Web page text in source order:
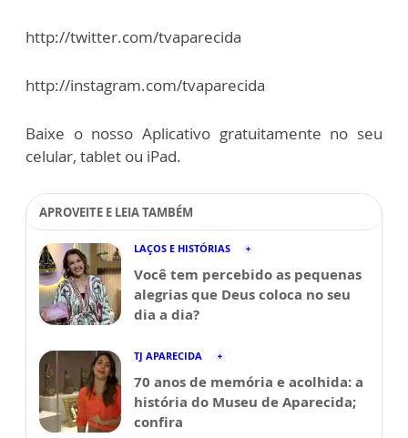
http://twitter.com/tvaparecida
http://instagram.com/tvaparecida
Baixe o nosso Aplicativo gratuitamente no seu
celular, tablet ou iPad.
APROVEITE E LEIA TAMBÉM
LAÇOS E HISTÓRIAS
Você tem percebido as pequenas
alegrias que Deus coloca no seu
dia a dia?
TJ APARECIDA
70 anos de memória e acolhida: a
história do Museu de Aparecida;
confira